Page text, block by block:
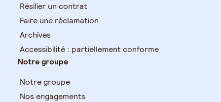
Résilier un contrat
Faire une réclamation
Archives
Accessibilité : partiellement conforme
Notre groupe
Notre groupe
Nos engagements